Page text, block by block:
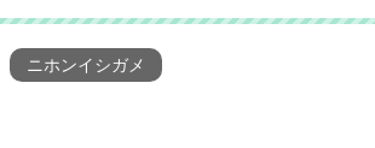
ニホンイシガメ